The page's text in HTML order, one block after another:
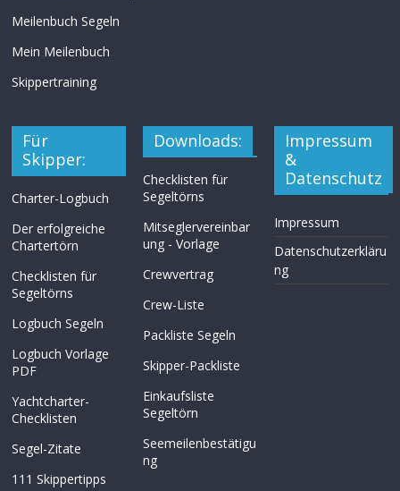
Meilenbuch Segeln
Mein Meilenbuch
Skippertraining
Für
Skipper:
Charter-Logbuch
Der erfolgreiche
Chartertörn
Checklisten für
Segeltörns
Logbuch Segeln
Logbuch Vorlage
PDF
Yachtcharter-
Checklisten
Segel-Zitate
111 Skippertipps
Downloads:
Checklisten für
Segeltörns
Mitseglervereinbar
ung - Vorlage
Crewvertrag
Crew-Liste
Packliste Segeln
Skipper-Packliste
Einkaufsliste
Segeltörn
Seemeilenbestätigu
ng
Impressum
&
Datenschutz
Impressum
Datenschutzerkläru
ng